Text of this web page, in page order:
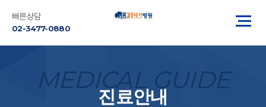
빠른상담
02-3477-0880
MEDICAL GUIDE
진료안내